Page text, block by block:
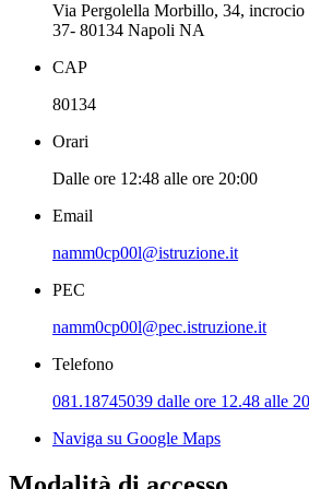
Via Pergolella Morbillo, 34, incrocio
37- 80134 Napoli NA
CAP
80134
Orari
Dalle ore 12:48 alle ore 20:00
Email
namm0cp00l@istruzione.it
PEC
namm0cp00l@pec.istruzione.it
Telefono
081.18745039 dalle ore 12.48 alle
Naviga su Google Maps